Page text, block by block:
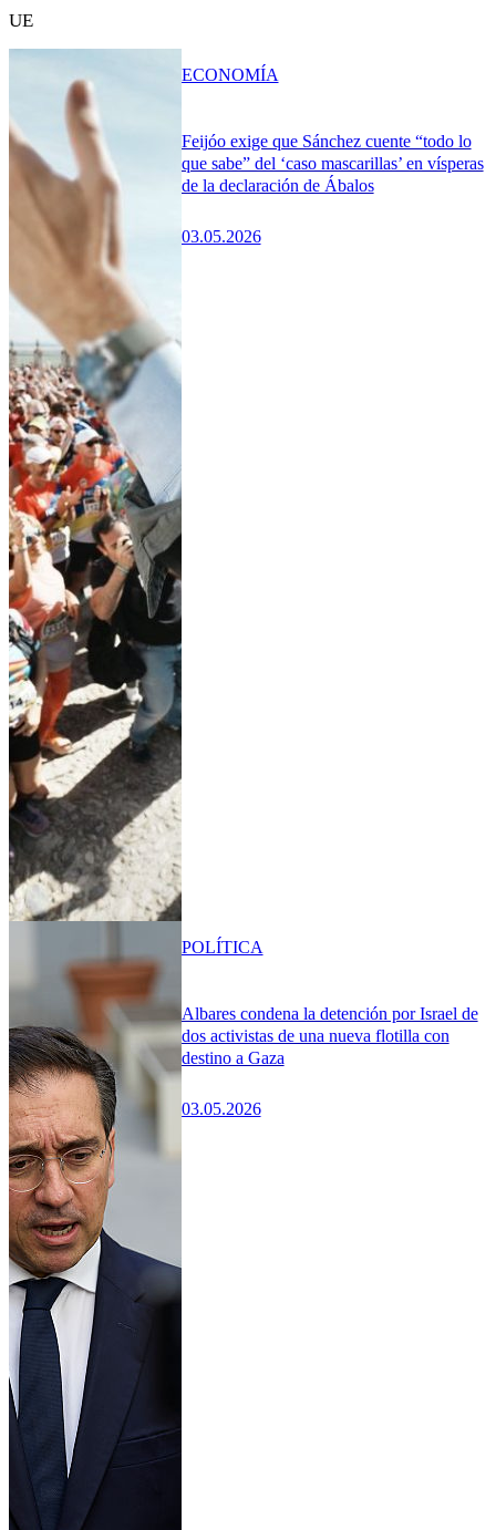
UE
Feijóo exige que Sánchez cuente “todo lo
que sabe” del ‘caso mascarillas’ en vísperas
de la declaración de Ábalos
03.05.2026
ECONOMÍA
Albares condena la detención por Israel de
dos activistas de una nueva flotilla con
destino a Gaza
03.05.2026
POLÍTICA